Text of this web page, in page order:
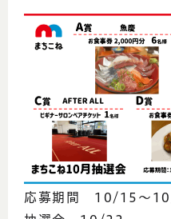
応募期間 10/15～